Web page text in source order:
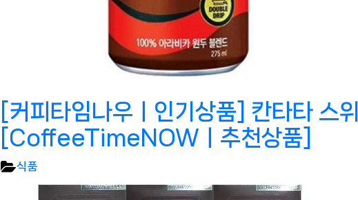
[커피타임나우ㅣ인기상품] 칸타타 스
[CoffeeTimeNOWㅣ추천상품]
식품